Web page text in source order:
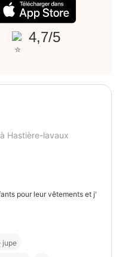
4,7/5
Hastière-lavaux
pour leur vêtements et j'
jupe